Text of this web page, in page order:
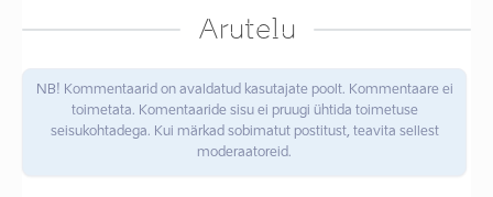
Arutelu
NB! Kommentaarid on avaldatud kasutajate poolt. Kommentaare ei
toimetata. Komentaaride sisu ei pruugi ühtida toimetuse
seisukohtadega. Kui märkad sobimatut postitust, teavita sellest
moderaatoreid.